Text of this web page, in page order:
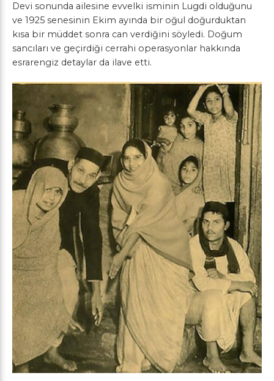
Devi sonunda ailesine evvelki isminin Lugdi olduğunu
ve 1925 senesinin Ekim ayında bir oğul doğurduktan
kısa bir müddet sonra can verdiğini söyledi. Doğum
sancıları ve geçirdiği cerrahi operasyonlar hakkında
esrarengiz detaylar da ilave etti.